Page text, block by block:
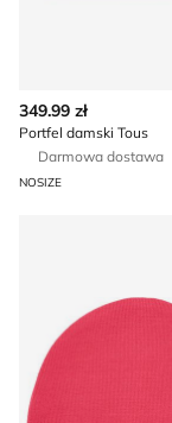
349.99 zł
Portfel damski Tous
Darmowa dostawa
NOSIZE